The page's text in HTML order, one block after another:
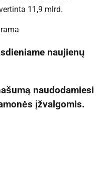
11,9 mlrd.
naujienų
naudodamiesi
įžvalgomis.